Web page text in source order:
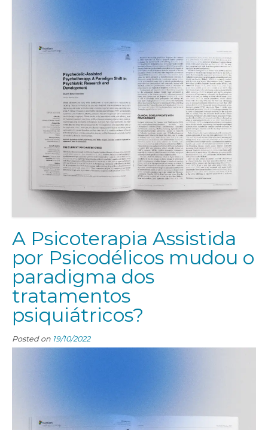
A Psicoterapia Assistida
por Psicodélicos mudou o
paradigma dos
tratamentos
psiquiátricos?
Posted on 19/10/2022